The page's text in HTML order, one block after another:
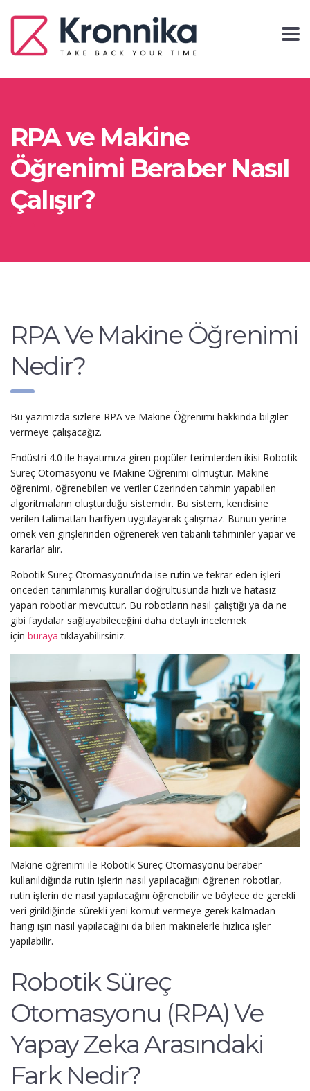
RPA ve Makine
Öğrenimi Beraber Nasıl
Çalışır?
RPA Ve Makine Öğrenimi
Nedir?
Bu yazımızda sizlere RPA ve Makine Öğrenimi hakkında bilgiler
vermeye çalışacağız.
Endüstri 4.0 ile hayatımıza giren popüler terimlerden ikisi Robotik
Süreç Otomasyonu ve Makine Öğrenimi olmuştur. Makine
öğrenimi, öğrenebilen ve veriler üzerinden tahmin yapabilen
algoritmaların oluşturduğu sistemdir. Bu sistem, kendisine
verilen talimatları harfiyen uygulayarak çalışmaz. Bunun yerine
örnek veri girişlerinden öğrenerek veri tabanlı tahminler yapar ve
kararlar alır.
Robotik Süreç Otomasyonu’nda ise rutin ve tekrar eden işleri
önceden tanımlanmış kurallar doğrultusunda hızlı ve hatasız
yapan robotlar mevcuttur. Bu robotların nasıl çalıştığı ya da ne
gibi faydalar sağlayabileceğini daha detaylı incelemek
için buraya tıklayabilirsiniz.
Makine öğrenimi ile Robotik Süreç Otomasyonu beraber
kullanıldığında rutin işlerin nasıl yapılacağını öğrenen robotlar,
rutin işlerin de nasıl yapılacağını öğrenebilir ve böylece de gerekli
veri girildiğinde sürekli yeni komut vermeye gerek kalmadan
hangi işin nasıl yapılacağını da bilen makinelerle hızlıca işler
yapılabilir.
Robotik Süreç
Otomasyonu (RPA) Ve
Yapay Zeka Arasındaki
Fark Nedir?